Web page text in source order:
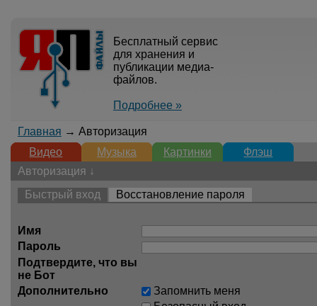
Бесплатный сервис
для хранения и
публикации медиа-
файлов.
Подробнее »
Главная → Авторизация
Видео
Музыка Картинки
Флэш
Авторизация ↓
Быстрый вход
Восстановление пароля
Имя
Пароль
Подтвердите, что вы
не Бот
Дополнительно
Запомнить меня